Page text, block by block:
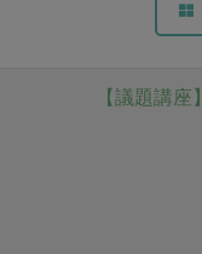
【議題講座】